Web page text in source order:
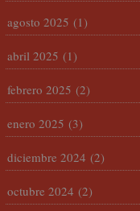
agosto 2025 (1)
abril 2025 (1)
febrero 2025 (2)
enero 2025 (3)
diciembre 2024 (2)
octubre 2024 (2)